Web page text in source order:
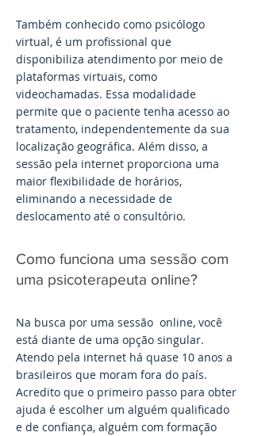
Também conhecido como psicólogo
virtual, é um profissional que
disponibiliza atendimento por meio de
plataformas virtuais, como
videochamadas. Essa modalidade
permite que o paciente tenha acesso ao
tratamento, independentemente da sua
localização geográfica. Além disso, a
sessão pela internet proporciona uma
maior flexibilidade de horários,
eliminando a necessidade de
deslocamento até o consultório.
Como funciona uma sessão com
uma psicoterapeuta online?
Na busca por uma sessão online, você
está diante de uma opção singular.
Atendo pela internet há quase 10 anos a
brasileiros que moram fora do país.
Acredito que o primeiro passo para obter
ajuda é escolher um alguém qualificado
e de confiança, alguém com formação